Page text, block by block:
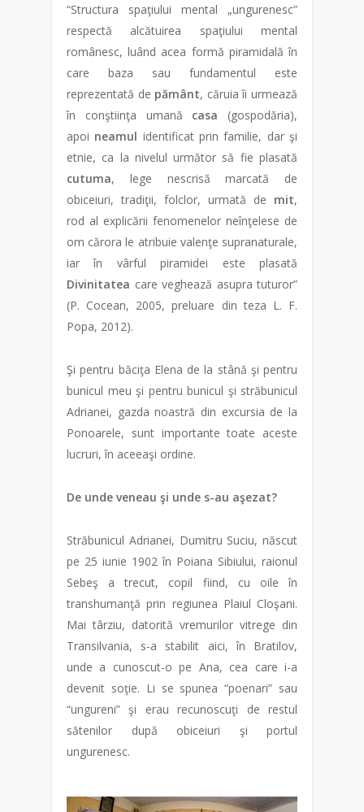
“Structura spaţiului mental „ungurenesc”
respectă alcătuirea spaţiului mental
românesc, luând acea formă piramidală în
care baza sau fundamentul este
reprezentată de pământ, căruia îi urmează
în conştiinţa umană casa (gospodăria),
apoi neamul identificat prin familie, dar şi
etnie, ca la nivelul următor să fie plasată
cutuma, lege nescrisă marcată de
obiceiuri, tradiţii, folclor, urmată de mit,
rod al explicării fenomenelor neînţelese de
om cărora le atribuie valenţe supranaturale,
iar în vârful piramidei este plasată
Divinitatea care veghează asupra tuturor”
(P. Cocean, 2005, preluare din teza L. F.
Popa, 2012).
Şi pentru băciţa Elena de la stână şi pentru
bunicul meu şi pentru bunicul şi străbunicul
Adrianei, gazda noastră din excursia de la
Ponoarele, sunt importante toate aceste
lucruri, în aceeaşi ordine.
De unde veneau şi unde s-au aşezat?
Străbunicul Adrianei, Dumitru Suciu, născut
pe 25 iunie 1902 în Poiana Sibiului, raionul
Sebeş a trecut, copil fiind, cu oile în
transhumanţă prin regiunea Plaiul Cloşani.
Mai târziu, datorită vremurilor vitrege din
Transilvania, s-a stabilit aici, în Bratilov,
unde a cunoscut-o pe Ana, cea care i-a
devenit soţie. Li se spunea “poenari” sau
“ungureni” şi erau recunoscuţi de restul
sătenilor după obiceiuri şi portul
ungurenesc.